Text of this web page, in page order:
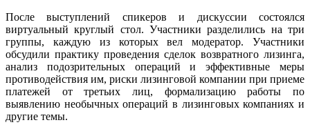
После выступлений спикеров и дискуссии состоялся
виртуальный круглый стол. Участники разделились на три
группы, каждую из которых вел модератор. Участники
обсудили практику проведения сделок возвратного лизинга,
анализ подозрительных операций и эффективные меры
противодействия им, риски лизинговой компании при приеме
платежей от третьих лиц, формализацию работы по
выявлению необычных операций в лизинговых компаниях и
другие темы.